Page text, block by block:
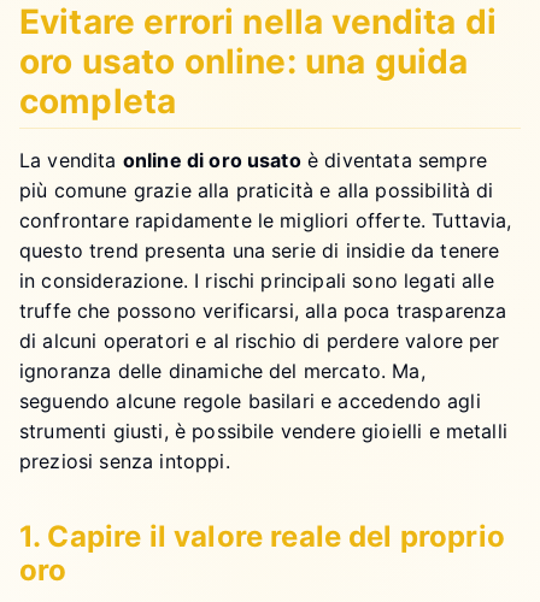
Evitare errori nella vendita di
oro usato online: una guida
completa
La vendita online di oro usatoè diventata sempre
più comune grazie alla praticità e alla possibilità di
confrontare rapidamente le migliori offerte. Tuttavia,
questo trend presenta una serie di insidie da tenere
in considerazione. I rischi principali sono legati alle
truffe che possono verificarsi, alla poca trasparenza
di alcuni operatori e al rischio di perdere valore per
ignoranza delle dinamiche del mercato. Ma,
seguendo alcune regole basilari e accedendo agli
strumenti giusti, è possibile vendere gioielli e metalli
preziosi senza intoppi.
1. Capire il valore reale del proprio
oro